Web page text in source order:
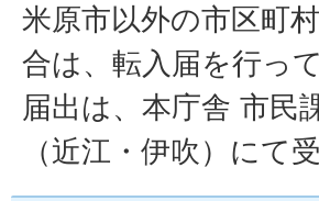
米原市以外の市区町
合は、転入届を行っ
届出は、本庁舎 市民
（近江・伊吹）にて